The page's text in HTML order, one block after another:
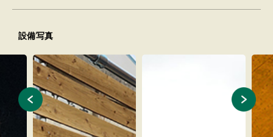
設備写真